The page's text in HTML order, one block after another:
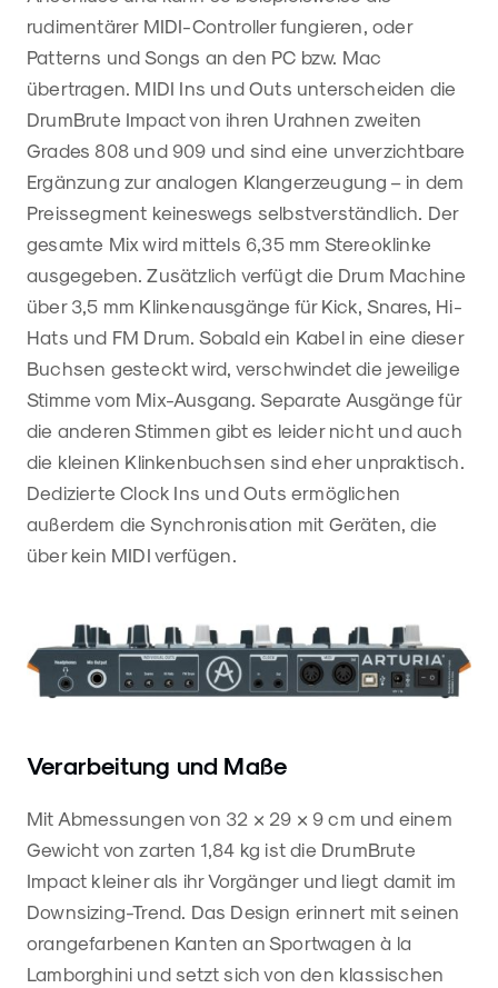
rudimentärer MIDI-Controller fungieren, oder
Patterns und Songs an den PC bzw. Mac
übertragen. MIDI Ins und Outs unterscheiden die
DrumBrute Impact von ihren Urahnen zweiten
Grades 808 und 909 und sind eine unverzichtbare
Ergänzung zur analogen Klangerzeugung – in dem
Preissegment keineswegs selbstverständlich. Der
gesamte Mix wird mittels 6,35 mm Stereoklinke
ausgegeben. Zusätzlich verfügt die Drum Machine
über 3,5 mm Klinkenausgänge für Kick, Snares, Hi-
Hats und FM Drum. Sobald ein Kabel in eine dieser
Buchsen gesteckt wird, verschwindet die jeweilige
Stimme vom Mix-Ausgang. Separate Ausgänge für
die anderen Stimmen gibt es leider nicht und auch
die kleinen Klinkenbuchsen sind eher unpraktisch.
Dedizierte Clock Ins und Outs ermöglichen
außerdem die Synchronisation mit Geräten, die
über kein MIDI verfügen.
Verarbeitung und Maße
Mit Abmessungen von 32 × 29 × 9 cm und einem
Gewicht von zarten 1,84 kg ist die DrumBrute
Impact kleiner als ihr Vorgänger und liegt damit im
Downsizing-Trend. Das Design erinnert mit seinen
orangefarbenen Kanten an Sportwagen à la
Lamborghini und setzt sich von den klassischen